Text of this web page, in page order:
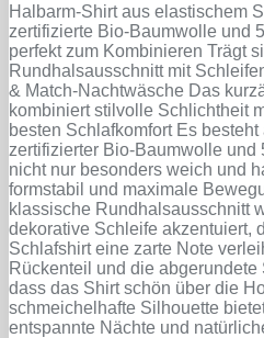
Halbarm-Shirt aus elastischem
zertifizierte Bio-Baumwolle und
perfekt zum Kombinieren Trägt
Rundhalsausschnitt mit
& Match-Nachtwäsche Das
kombiniert stilvolle Schlichtheit
besten Schlafkomfort Es
zertifizierter Bio-Baumwolle und
nicht nur besonders weich und
formstabil und maximale
klassische Rundhalsausschnitt
dekorative Schleife akzentuiert,
Schlafshirt eine zarte Note
Rückenteil und die abgerundete
dass das Shirt schön über die
schmeichelhafte Silhouette
entspannte Nächte und